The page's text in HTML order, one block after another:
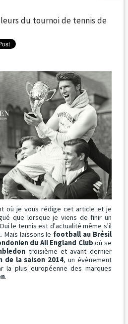
du tournoi de tennis de
où je vous rédige cet article et je
que lorsque je viens de finir un
le tennis est d'actualité même s'il
laissons le football au Brésil
du All England Club où se
troisième et avant dernier
de la saison 2014, un évènement
la plus européenne des marques
.